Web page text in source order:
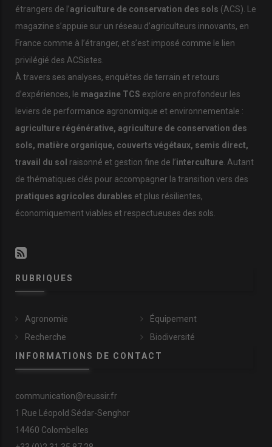
étrangers de l’agriculture de conservation des sols (ACS). Le
magazine s’appuie sur un réseau d’agriculteurs innovants, en
France comme à l’étranger, et s’est imposé comme le lien
privilégié des ACSistes.
À travers ses analyses, enquêtes de terrain et retours
d’expériences, le magazine TCS explore en profondeur les
leviers de performance agronomique et environnementale :
agriculture régénérative, agriculture de conservation des
sols, matière organique, couverts végétaux, semis direct,
travail du sol raisonné et gestion fine de l’interculture . Autant
de thématiques clés pour accompagner la transition vers des
pratiques agricoles durables et plus résilientes,
économiquement viables et respectueuses des sols.
RUBRIQUES
Agronomie
Recherche
Équipement
Biodiversité
INFORMATIONS DE CONTACT
communication@reussir.fr
1 Rue Léopold Sédar-Senghor
14460 Colombelles